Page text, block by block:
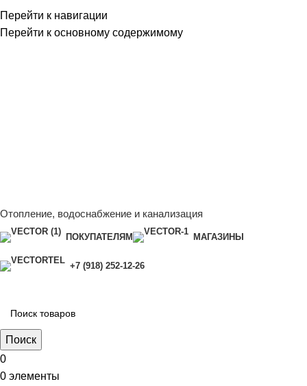
Перейти к навигации
Перейти к основному содержимому
Отопление, водоснабжение и канализация
ПОКУПАТЕЛЯМ МАГАЗИНЫ
+7 (918) 252-12-26
Поиск
0
0 элементы